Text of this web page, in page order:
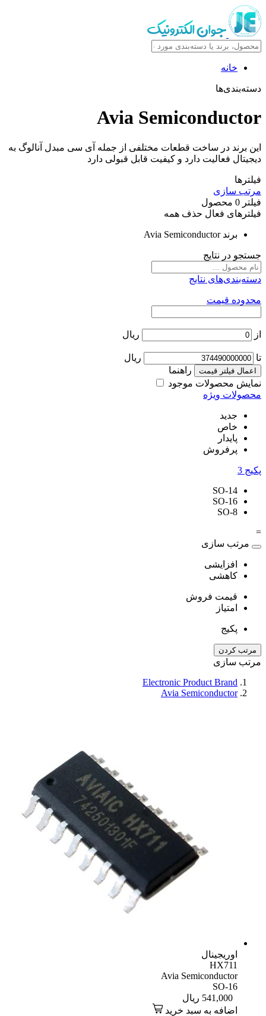
خانه
دسته‌بندی‌ها
Avia Semiconductor
این برند در ساخت قطعات مختلفی از جمله آی سی مبدل آنالوگ به
دیجیتال فعالیت دارد و کیفیت قابل قبولی دارد
فیلترها
مرتب سازی
فیلتر 0 محصول
فیلترهای فعال حذف همه
برند Avia Semiconductor
جستجو در نتایج
دسته‌بندی‌های نتایج
محدوده قیمت
از ریال
تا ریال
اعمال فیلتر قیمت
راهنما
نمایش محصولات موجود
محصولات ویژه
جدید
خاص
پایدار
پرفروش
پکیج 3
SO-14
SO-16
SO-8
=
مرتب سازی
افزایشی
کاهشی
قیمت فروش
امتیاز
پکیج
مرتب کردن
مرتب سازی
Electronic Product Brand
Avia Semiconductor
اوریجینال
HX711
Avia Semiconductor
SO-16
541,000 ریال
اضافه به سبد خرید